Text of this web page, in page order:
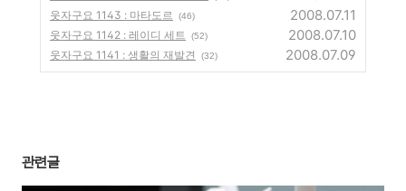
웃자구요 1143 : 마타도르 (46) 2008.07.11
웃자구요 1142 : 레이디 세트 (52) 2008.07.10
웃자구요 1141 : 생활의 재발견 (32) 2008.07.09
관련글